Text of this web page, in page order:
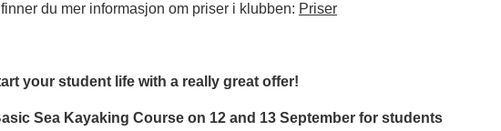
du mer informasjon om priser i klubben: Priser
your student life with a really great offer!
Sea Kayaking Course on 12 and 13 September for students